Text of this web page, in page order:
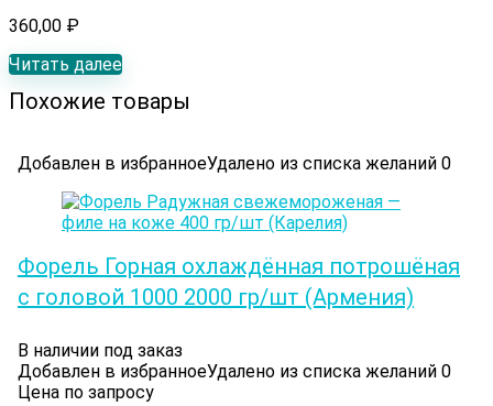
360,00 ₽
Читать далее
Похожие товары
Добавлен в избранноеУдалено из списка желаний 0
Форель Горная охлаждённая потрошёная
с головой 1000 2000 гр/шт (Армения)
В наличии под заказ
Добавлен в избранноеУдалено из списка желаний 0
Цена по запросу